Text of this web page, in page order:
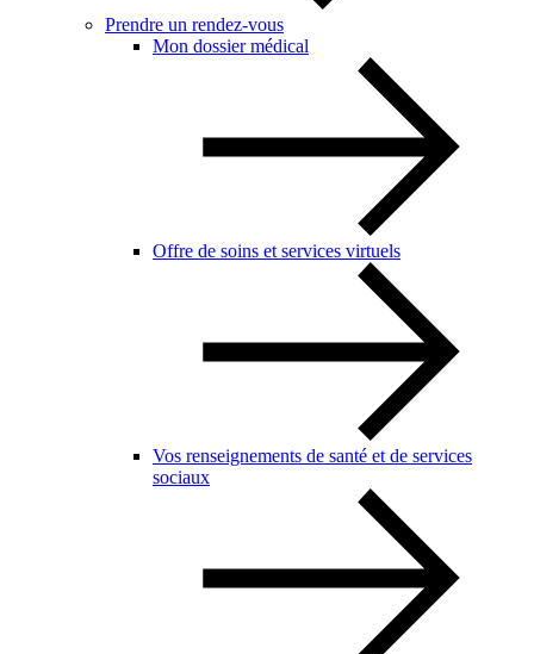
Prendre un rendez-vous
Mon dossier médical
Offre de soins et services virtuels
Vos renseignements de santé et de services
sociaux